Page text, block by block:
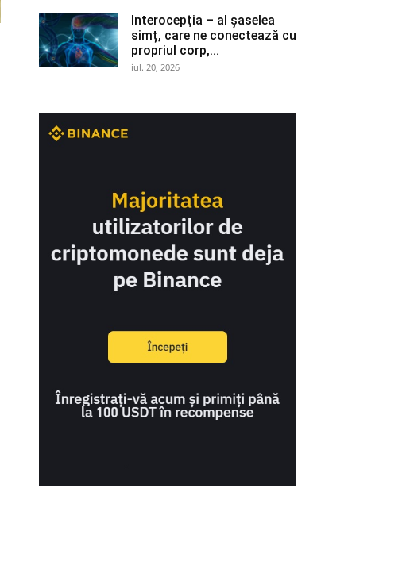
Interocepţia – al șaselea
simț, care ne conectează cu
propriul corp,...
iul. 20, 2026